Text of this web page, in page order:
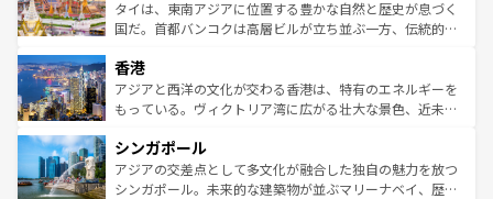
わってみてほしい。 なお、新着の韓国情報はコンテンツ一
覧を参照してほしい。
ーチミン市のフランス統治時代の建物も、独特の雰囲気を
醸し出している。また、バラエティの豊かさとおいしさで
とつ。フォーやバインミー、ベトナムコーヒーなどは、ぜ
ひ現地で味わいたい。どの地域を訪れてもあたたかい人々
が旅行者を迎えてくれるので、きっと忘れられない旅にな
参照してほしい。
タイは、東南アジアに位置する豊かな自然と歴史が息づく
国だ。首都バンコクは高層ビルが立ち並ぶ一方、伝統的な
の活気が交差している。北部ではチェンマイなどの山岳地
帯で自然と触れ合い、南部ではプーケットやクラビの美し
いビーチでリゾート気分を楽しむことができる。タイ料理
激する。気候は一年中温暖で、どの季節にも異なる楽しみ
が待っている。親しみやすいタイの人々、仏教を中心とし
た文化、そして多様な観光資源が、訪れる旅人を魅了し続
香港
アジアと西洋の文化が交わる香港は、特有のエネルギーを
もっている。ヴィクトリア湾に広がる壮大な景色、近未来
み、どこを訪れても感動するはず。観光スポットが密集し
ており、効率よく見どころを回れるのも魅力。息をのむよ
うな絶景から文化的な体験まで、香港を存分に楽しみ尽く
シンガポール
アジアの交差点として多文化が融合した独自の魅力を放つ
シンガポール。未来的な建築物が並ぶマリーナベイ、歴史